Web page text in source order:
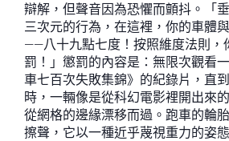
辯解，但聲音因為恐懼而顫抖。「
三次元的行為，在這裡，你的車體
——八十九點七度！按照維度法則，
罰！」懲罰的內容是：無限次觀看
車七百次失敗集錦》的紀錄片，直
時，一輛像是從科幻電影裡開出來
從網格的邊緣漂移而過。跑車的輪
擦聲，它以一種近乎蔑視重力的姿